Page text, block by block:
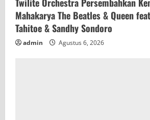
Mahakarya The Beatles & Queen
Tahitoe & Sandhy Sondoro
admin Agustus 6, 2026